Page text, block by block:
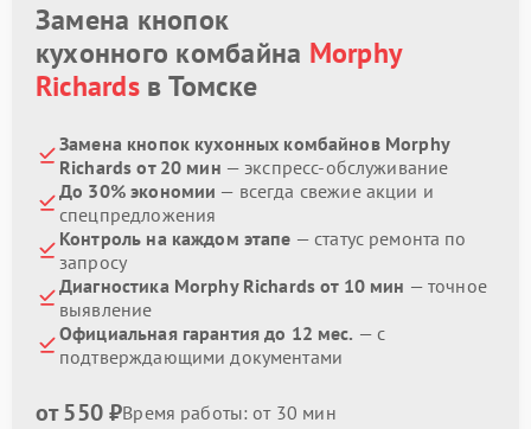
Замена кнопок
кухонного комбайна Morphy
Richardsв Томске
Замена кнопок кухонных комбайнов Morphy
Richards от 20 мин — экспресс-обслуживание
До 30% экономии — всегда свежие акции и
спецпредложения
Контроль на каждом этапе — статус ремонта по
запросу
Диагностика Morphy Richards от 10 мин — точное
выявление
Официальная гарантия до 12 мес. — с
подтверждающими документами
от 550 ₽Время работы: от 30 мин